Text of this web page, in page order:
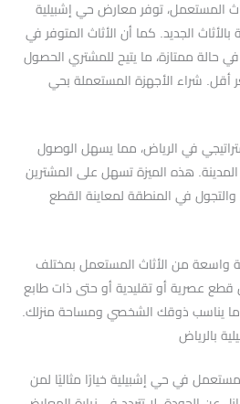
المستعمل، توفر معارض حي إشبيلية
الجديد. كما أن الأثاث المتوفر في
حالة ممتازة، ما يتيح للمشتري الحصول
أقل. شراء الأجهزة المستعملة بحي
في الرياض، مما يسهل الوصول
هذه الميزة تسهل على المشترين
في المنطقة لمعاينة القطع
واسعة من الأثاث المستعمل بمختلف
قطع عصرية أو تقليدية أو حتى ذات طابع
ما يناسب ذوقك الشخصي ومساحة منزلك.
بالرياض
في حي إشبيلية خيارًا مثاليًا لمن